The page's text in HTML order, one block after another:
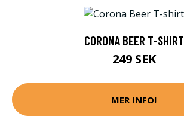
CORONA BEER T-SHIRT
249 SEK
MER INFO!